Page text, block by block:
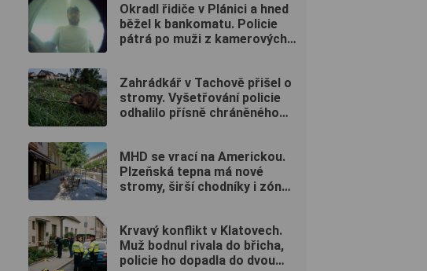
Okradl řidiče v Plánici a hned
běžel k bankomatu. Policie
pátrá po muži z kamerových
Zahrádkář v Tachově přišel o
stromy. Vyšetřování policie
odhalilo přísně chráněného
MHD se vrací na Americkou.
Plzeňská tepna má nové
stromy, širší chodníky i zónu
Krvavý konflikt v Klatovech.
Muž bodnul rivala do břicha,
policie ho dopadla do dvou